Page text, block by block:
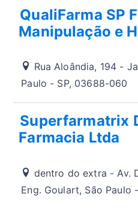
QualiFarma SP
Manipulação e
Rua Aloândia, 194 -
Paulo - SP, 03688-060
Superfarmatrix
Farmacia Ltda
dentro do extra - Av.
Eng. Goulart, São Paulo